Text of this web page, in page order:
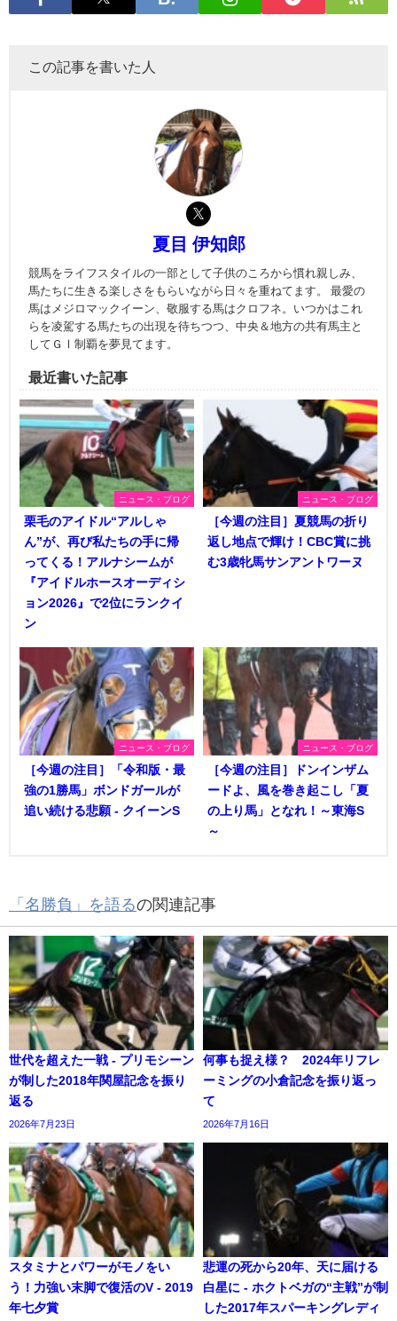
この記事を書いた人
夏目 伊知郎
競馬をライフスタイルの一部として子供のころから慣れ親しみ、
馬たちに生きる楽しさをもらいながら日々を重ねてます。 最愛の
馬はメジロマックイーン、敬服する馬はクロフネ。いつかはこれ
らを凌駕する馬たちの出現を待ちつつ、中央＆地方の共有馬主と
してＧⅠ制覇を夢見てます。
最近書いた記事
ニュース・ブログ
栗毛のアイドル“アルしゃ
ん”が、再び私たちの手に帰
ってくる！アルナシームが
『アイドルホースオーディシ
ョン2026』で2位にランクイ
ン
ニュース・ブログ
［今週の注目］夏競馬の折り
返し地点で輝け！CBC賞に挑
む3歳牝馬サンアントワーヌ
ニュース・ブログ
［今週の注目］「令和版・最
強の1勝馬」ボンドガールが
追い続ける悲願 - クイーンS
ニュース・ブログ
［今週の注目］ドンインザム
ードよ、風を巻き起こし「夏
の上り馬」となれ！～東海S
～
「名勝負」を語るの関連記事
世代を超えた一戦 - プリモシーン
が制した2018年関屋記念を振り
返る
2026年7月23日
何事も捉え様？ 2024年リフレ
ーミングの小倉記念を振り返っ
て
2026年7月16日
スタミナとパワーがモノをい
う！力強い末脚で復活のV - 2019
年七夕賞
悲運の死から20年、天に届ける
白星に - ホクトベガの“主戦”が制
した2017年スパーキングレディ